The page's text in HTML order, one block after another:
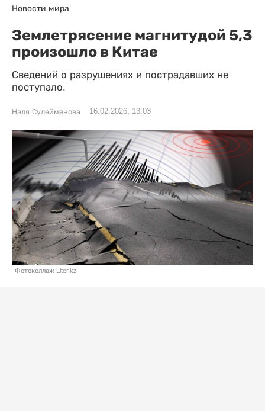
Новости мира
Землетрясение магнитудой 5,3
произошло в Китае
Сведений о разрушениях и пострадавших не
поступало.
Нэля Сулейменова 16.02.2026, 13:03
Фотоколлаж Liter.kz